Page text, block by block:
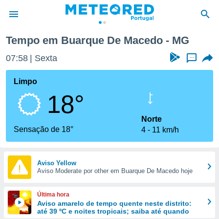
da
foi
fornecidas
a este
das
e
forma
digital
Tempo em Buarque De Macedo - MG
07:58 Sexta ...
Limpo
18°
Sensação de 18°
Norte
4
11 km/h
Aviso Yellow
Aviso Moderate por other em Buarque De Macedo hoje
Última hora
Aviso amarelo de tempo quente neste distrito:
até 39 ºC e noites tropicais; saiba até quando